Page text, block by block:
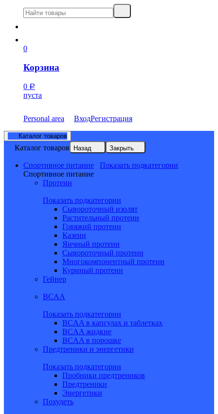
0
Корзина
0 Р
пуста
Personal area ВходРегистрация
Каталог товаров
Каталог товаров Назад Закрыть
Спортивное питание
Показать подкатегории
Спортивное питание
Протеин
Показать подкатегории
Сывороточный изолят
Растительный протеин
Говяжий протеин
Казеин
Яичный протеин
Сывороточный протеин
Многокомпонентный протеин
Куриный протеин
Гейнер
BCAA
Показать подкатегории
BCAA в капсулах и таблетках
BCAA жидкие
BCAA в порошке
Предтреники и энергетики
Показать подкатегории
Пробники предтреников
Предтреники
Энергетики
Похудеть